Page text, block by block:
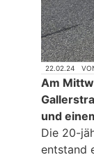
22.02.24
Am
und
Die 20-
entstand